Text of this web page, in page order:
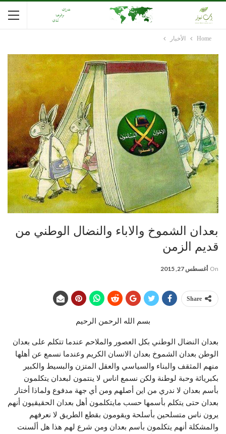
Home الأخبار
بعدان الشموخ والاباء والنضال الوطني من
قديم الزمن
On أغسطس 27, 2015
Share
بسم الله الرحمن الرحيم
بعدان النضال الوطني بكل العصور والملاحم عندما تتكلم على بعدان
الوطن بعدان الشموخ بعدان الانسان الكريم وعندما نسمع عن أهلها
منهم المثقف والبناء والسياسي والعقل المتزن والبسيط والكبير
بكبريائة وحبة لوطنة ولكن نسمع اناس لا ينتمون لبعدان يتكلمون
بأسم بعدان لا ندري من اين أصلهم ومن أي جهة مدفوع ولماذا أختار
بعدان حتى يتكلم بأسمها حسب مايتكلمون أهل بعدان الحقيقيون أنهم
يرون ناس متسلحين بأسلحة ويقومون بقطع الطريق لا نعرفهم
والمشكلة أنهم يتكلمون بأسم بعدان ومن شرع لهم هذا هل ألَسنت